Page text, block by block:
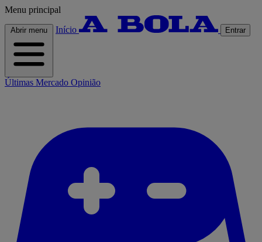
Menu principal
Abrir menu Início Entrar
Últimas Mercado Opinião